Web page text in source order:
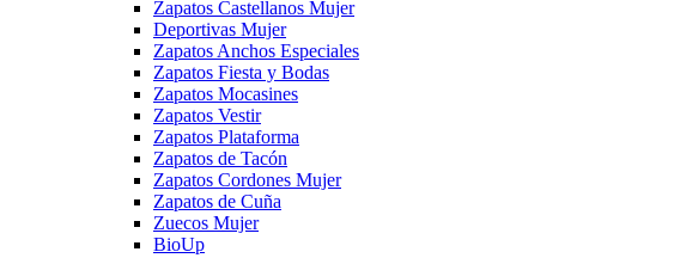
Zapatos Castellanos Mujer
Deportivas Mujer
Zapatos Anchos Especiales
Zapatos Fiesta y Bodas
Zapatos Mocasines
Zapatos Vestir
Zapatos Plataforma
Zapatos de Tacón
Zapatos Cordones Mujer
Zapatos de Cuña
Zuecos Mujer
BioUp